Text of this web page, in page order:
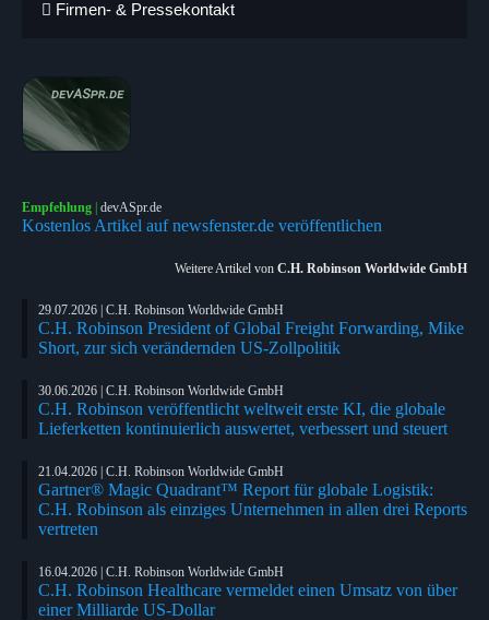
Firmen- & Pressekontakt
Empfehlung | devASpr.de
Kostenlos Artikel auf newsfenster.de veröffentlichen
Weitere Artikel von C.H. Robinson Worldwide GmbH
29.07.2026 | C.H. Robinson Worldwide GmbH
C.H. Robinson President of Global Freight Forwarding, Mike
Short, zur sich verändernden US-Zollpolitik
30.06.2026 | C.H. Robinson Worldwide GmbH
C.H. Robinson veröffentlicht weltweit erste KI, die globale
Lieferketten kontinuierlich auswertet, verbessert und steuert
21.04.2026 | C.H. Robinson Worldwide GmbH
Gartner® Magic Quadrant™ Report für globale Logistik:
C.H. Robinson als einziges Unternehmen in allen drei Reports
vertreten
16.04.2026 | C.H. Robinson Worldwide GmbH
C.H. Robinson Healthcare vermeldet einen Umsatz von über
einer Milliarde US-Dollar